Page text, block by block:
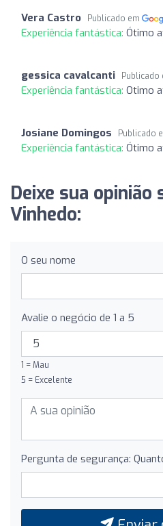
Vera Castro Publicado em
Experiência fantástica: Ótimo
gessica cavalcanti Publicado
Experiência fantástica: Otimo
Josiane Domingos Publicado
Experiência fantástica: Ótimo
Deixe sua opinião
Vinhedo:
O seu nome
Avalie o negócio de 1 a 5
1 = Mau
5 = Excelente
Pergunta de segurança: